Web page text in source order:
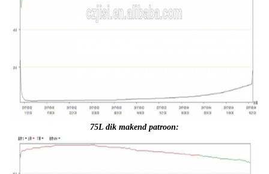
75L dik makend patroon: